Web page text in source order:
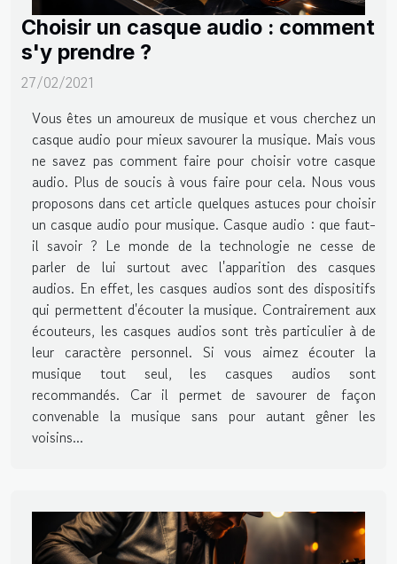
Choisir un casque audio : comment
s'y prendre ?
27/02/2021
Vous êtes un amoureux de musique et vous cherchez un
casque audio pour mieux savourer la musique. Mais vous
ne savez pas comment faire pour choisir votre casque
audio. Plus de soucis à vous faire pour cela. Nous vous
proposons dans cet article quelques astuces pour choisir
un casque audio pour musique. Casque audio : que faut-
il savoir ? Le monde de la technologie ne cesse de
parler de lui surtout avec l'apparition des casques
audios. En effet, les casques audios sont des dispositifs
qui permettent d'écouter la musique. Contrairement aux
écouteurs, les casques audios sont très particulier à de
leur caractère personnel. Si vous aimez écouter la
musique tout seul, les casques audios sont
recommandés. Car il permet de savourer de façon
convenable la musique sans pour autant gêner les
voisins...